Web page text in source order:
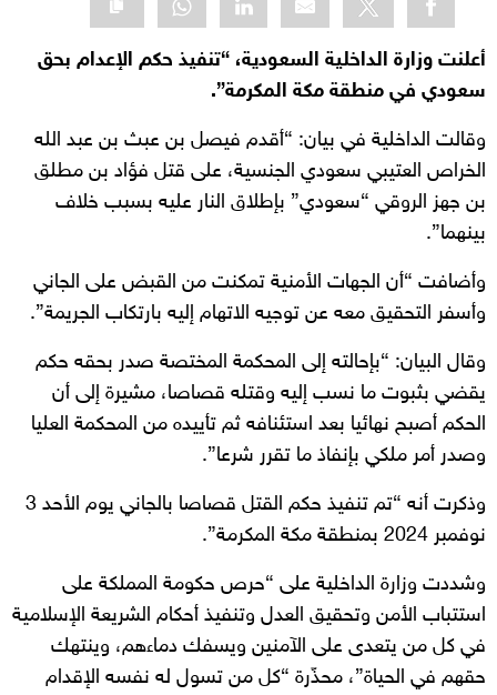
أعلنت وزارة الداخلية السعودية، “تنفيذ حكم الإعدام بحق
سعودي في منطقة مكة المكرمة”.
وقالت الداخلية في بيان: “أقدم فيصل بن عبث بن عبد الله
الخراص العتيبي سعودي الجنسية، على قتل فؤاد بن مطلق
بن جهز الروقي “سعودي” بإطلاق النار عليه بسبب خلاف
بينهما”.
وأضافت “أن الجهات الأمنية تمكنت من القبض على الجاني
وأسفر التحقيق معه عن توجيه الاتهام إليه بارتكاب الجريمة”.
وقال البيان: “بإحالته إلى المحكمة المختصة صدر بحقه حكم
يقضي بثبوت ما نسب إليه وقتله قصاصا، مشيرة إلى أن
الحكم أصبح نهائيا بعد استئنافه ثم تأييده من المحكمة العليا
وصدر أمر ملكي بإنفاذ ما تقرر شرعا”.
وذكرت أنه “تم تنفيذ حكم القتل قصاصا بالجاني يوم الأحد 3
نوفمبر 2024 بمنطقة مكة المكرمة”.
وشددت وزارة الداخلية على “حرص حكومة المملكة على
استتباب الأمن وتحقيق العدل وتنفيذ أحكام الشريعة الإسلامية
في كل من يتعدى على الآمنين ويسفك دماءهم، وينتهك
حقهم في الحياة”، محذّرة “كل من تسول له نفسه الإقدام